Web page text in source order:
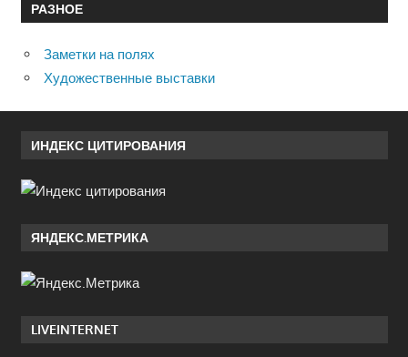
РАЗНОЕ
Заметки на полях
Художественные выставки
ИНДЕКС ЦИТИРОВАНИЯ
ЯНДЕКС.МЕТРИКА
LIVEINTERNET